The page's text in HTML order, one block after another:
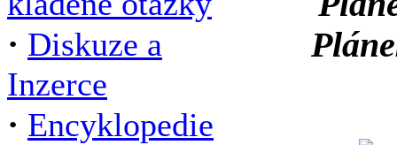
· Diskuze a
Inzerce
· Encyklopedie